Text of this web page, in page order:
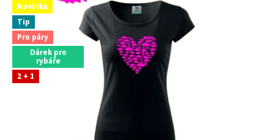
p Novinka
Tip
Pro páry
Dárek pro
rybáře
2 + 1